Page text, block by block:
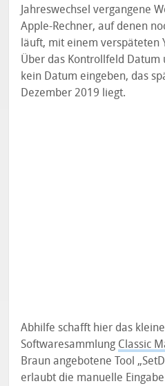
Jahreswechsel vergangene
Apple-Rechner, auf denen
läuft, mit einem verspäteten
Über das Kontrollfeld Datum
kein Datum eingeben, das
Dezember 2019 liegt.
Abhilfe schafft hier das
Softwaresammlung Classic
Braun angebotene Tool
erlaubt die manuelle